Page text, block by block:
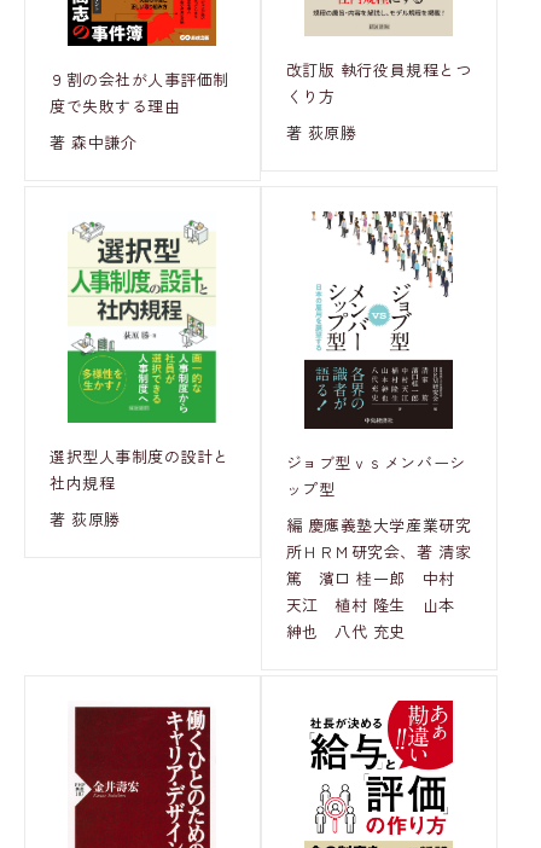
９割の会社が人事評価制
度で失敗する理由
著 森中謙介
改訂版 執行役員規程とつ
くり方
著 荻原勝
選択型人事制度の設計と
社内規程
著 荻原勝
ジョブ型ｖｓメンバーシ
ップ型
編 慶應義塾大学産業研究
所ＨＲＭ研究会、著 清家
篤 濱口 桂一郎 中村
天江 植村 隆生 山本
紳也 八代 充史